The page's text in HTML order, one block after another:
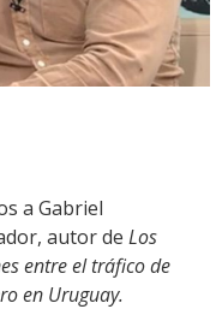
a Gabriel
autor de Los
entre el tráfico de
en Uruguay.